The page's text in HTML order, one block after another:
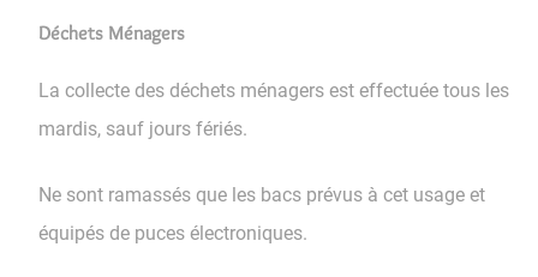
Déchets Ménagers
La collecte des déchets ménagers est effectuée tous les
mardis, sauf jours fériés.
Ne sont ramassés que les bacs prévus à cet usage et
équipés de puces électroniques.